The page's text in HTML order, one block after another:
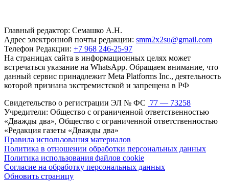
Главный редактор: Семашко А.Н.
Адрес электронной почты редакции: smm2x2su@gmail.com
Телефон Редакции: +7 968 246-25-97
На страницах сайта в информационных целях может
встречаться указание на WhatsApp. Обращаем внимание, что
данный сервис принадлежит Meta Platforms Inc., деятельность
которой признана экстремистской и запрещена в РФ
Свидетельство о регистрации ЭЛ № ФС 77 — 73258
Учредители: Общество с ограниченной ответственностью
«Дважды два», Общество с ограниченной ответственностью
«Редакция газеты «Дважды два»
Правила использования материалов
Политика в отношении обработки персональных данных
Политика использования файлов cookie
Согласие на обработку персональных данных
Обновить страницу